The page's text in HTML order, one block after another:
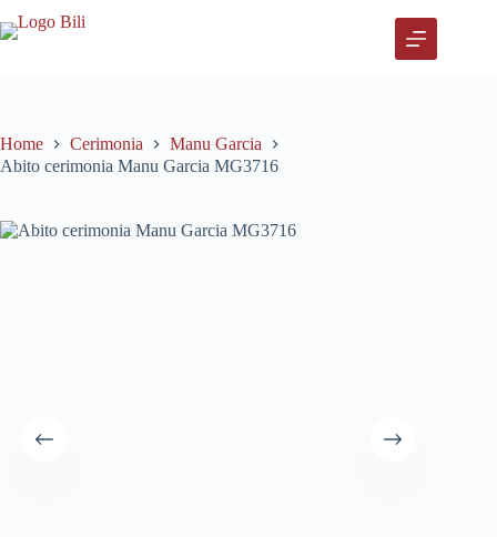
al
Home Cerimonia
Manu Garcia
Abito cerimonia Manu Garcia MG3716